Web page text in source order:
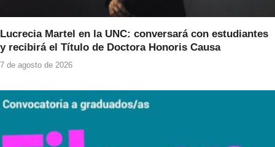
Lucrecia Martel en la UNC: conversará con estudiantes
y recibirá el Título de Doctora Honoris Causa
7 de agosto de 2026